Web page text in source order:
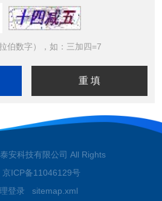
伯数字），如：三加四=7
安科技有限公司 All Rights
京ICP备11046129号
登录 sitemap.xml